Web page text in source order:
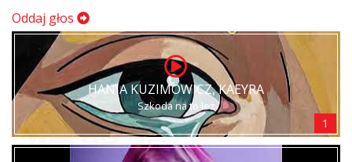
Oddaj głos
HANIA KUZIMOWICZ, KAEYRA
Szkoda na to łez
1